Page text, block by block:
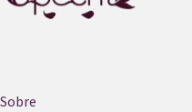
Sobre